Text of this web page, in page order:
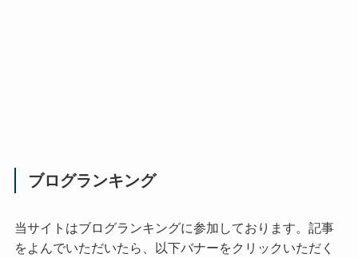
ブログランキング
当サイトはブログランキングに参加しております。記事
をよんでいただいたら、以下バナーをクリックいただく